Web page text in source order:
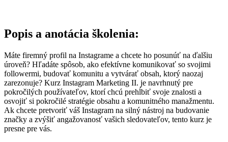
Popis a anotácia školenia:
Máte firemný profil na Instagrame a chcete ho posunúť na ďalšiu
úroveň? Hľadáte spôsob, ako efektívne komunikovať so svojimi
followermi, budovať komunitu a vytvárať obsah, ktorý naozaj
zarezonuje? Kurz Instagram Marketing II. je navrhnutý pre
pokročilých používateľov, ktorí chcú prehĺbiť svoje znalosti a
osvojiť si pokročilé stratégie obsahu a komunitného manažmentu.
Ak chcete pretvoriť váš Instagram na silný nástroj na budovanie
značky a zvýšiť angažovanosť vašich sledovateľov, tento kurz je
presne pre vás.